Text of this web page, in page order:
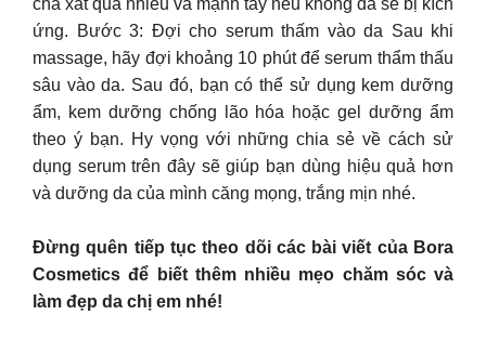
chà xát quá nhiều và mạnh tay nếu không da sẽ bị kích
ứng. Bước 3: Đợi cho serum thấm vào da Sau khi
massage, hãy đợi khoảng 10 phút để serum thẩm thấu
sâu vào da. Sau đó, bạn có thể sử dụng kem dưỡng
ẩm, kem dưỡng chống lão hóa hoặc gel dưỡng ẩm
theo ý bạn. Hy vọng với những chia sẻ về cách sử
dụng serum trên đây sẽ giúp bạn dùng hiệu quả hơn
và dưỡng da của mình căng mọng, trắng mịn nhé.
Đừng quên tiếp tục theo dõi các bài viết của Bora
Cosmetics để biết thêm nhiều mẹo chăm sóc và
làm đẹp da chị em nhé!